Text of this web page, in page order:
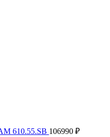
610.55.SB 106990 ₽